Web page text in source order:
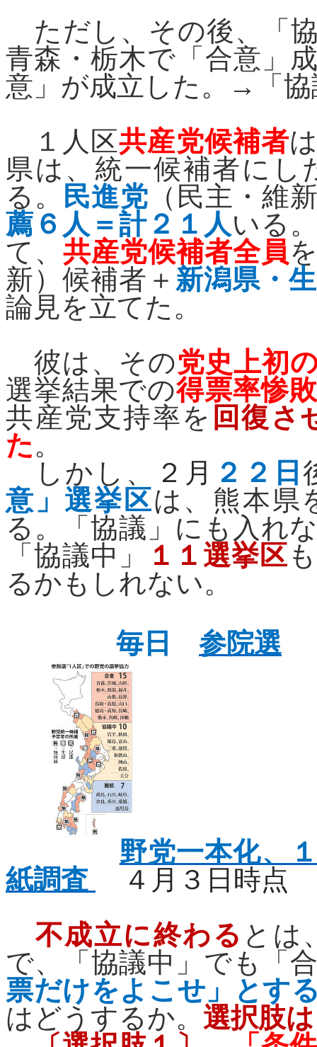
ただし、その後、「
青森・栃木で「合意」
意」が成立した。
→
「
１人区共産党候補者
県は、統一候補者にし
る。 民進党 （民主・維
薦６人＝計２１人いる
て、共産党候補者全員
新）候補者＋ 新潟県・
論見を立てた。
彼は、その党史上初
選挙結果での得票率惨
共産党支持率を 回復さ
た。
しかし、
２月 ２２日
意」選挙区は、熊本県
る。「協議」にも入れ
「協議中」
１１選挙区
るかもしれない。
毎日 参院選
野党一本化、
紙調査
４月３日時点
不成立に終わる とは
で、「協議中」でも「
票だけをよこせ」とす
はどうするか。 選択肢